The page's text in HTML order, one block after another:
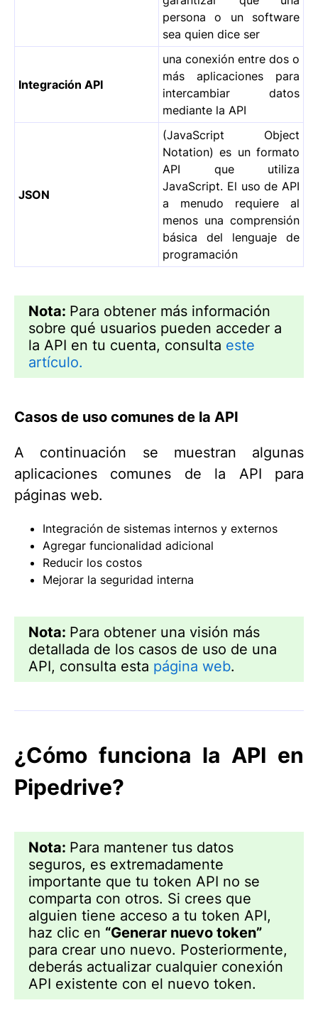
persona o un software
sea quien dice ser
Integración API
una conexión entre dos o
más aplicaciones para
intercambiar datos
mediante la API
JSON
(JavaScript Object
Notation) es un formato
API que utiliza
JavaScript. El uso de API
a menudo requiere al
menos una comprensión
básica del lenguaje de
programación
Nota: Para obtener más información
sobre qué usuarios pueden acceder a
la API en tu cuenta, consulta este
artículo.
Casos de uso comunes de la API
A continuación se muestran algunas
aplicaciones comunes de la API para
páginas web.
Integración de sistemas internos y externos
Agregar funcionalidad adicional
Reducir los costos
Mejorar la seguridad interna
Nota: Para obtener una visión más
detallada de los casos de uso de una
API, consulta esta página web.
¿Cómo funciona la API en
Pipedrive?
Nota: Para mantener tus datos
seguros, es extremadamente
importante que tu token API no se
comparta con otros. Si crees que
alguien tiene acceso a tu token API,
haz clic en “Generar nuevo token”
para crear uno nuevo. Posteriormente,
deberás actualizar cualquier conexión
API existente con el nuevo token.